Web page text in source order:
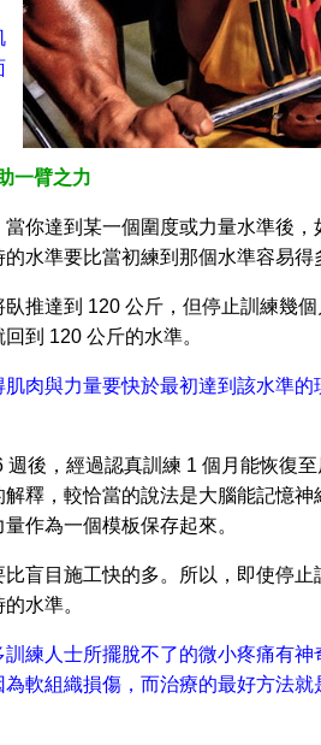
一臂之力
你達到某一個圍度或力量水準後
水準要比當初練到那個水準容易得
推達到 120 公斤，但停止訓練幾
到 120 公斤的水準。
肉與力量要快於最初達到該水準的
週後，經過認真訓練 1 個月能恢復
釋，較恰當的說法是大腦能記憶
作為一個模板保存起來。
盲目施工快的多。所以，即使停
水準。
練人士所擺脫不了的微小疼痛有
軟組織損傷，而治療的最好方法就